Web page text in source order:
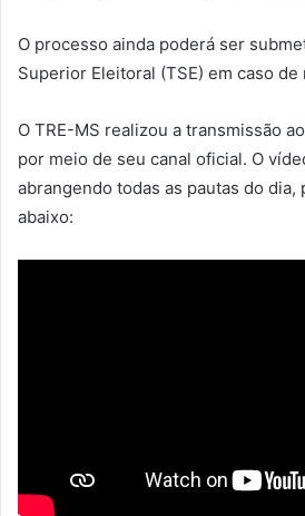
O processo ainda poderá ser
Superior Eleitoral (TSE) em caso de
O TRE-MS realizou a transmissão
por meio de seu canal oficial. O
abrangendo todas as pautas do
abaixo: